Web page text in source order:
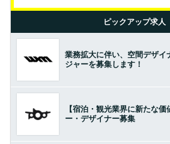
ピックアップ求人
業務拡大に伴い、空間デザイ
ジャーを募集します！
【宿泊・観光業界に新たな
ー・デザイナー募集